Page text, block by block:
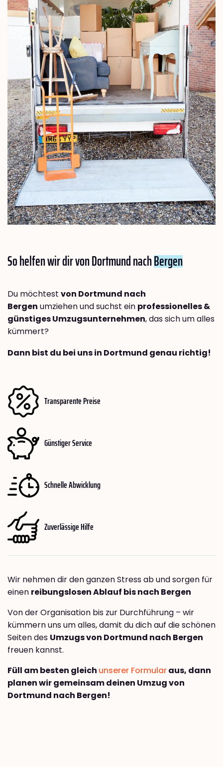
So helfen wir dir von Dortmund nachBergen
Du möchtest von Dortmund nach
Bergen umziehen und suchst ein professionelles &
günstiges Umzugsunternehmen, das sich um alles
kümmert?
Dann bist du bei uns in Dortmund genau richtig!
Transparente Preise
Günstiger Service
Schnelle Abwicklung
Zuverlässige Hilfe
Wir nehmen dir den ganzen Stress ab und sorgen für
einen reibungslosen Ablauf bis nach Bergen
Von der Organisation bis zur Durchführung – wir
kümmern uns um alles, damit du dich auf die schönen
Seiten des Umzugs von Dortmund nach Bergen
freuen kannst.
Füll am besten gleich unserer Formularaus, dann
planen wir gemeinsam deinen Umzug von
Dortmund nach Bergen!